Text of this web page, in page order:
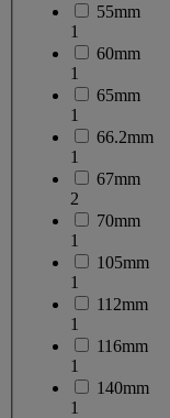
55mm
1
60mm
1
65mm
1
66.2mm
1
67mm
2
70mm
1
105mm
1
112mm
1
116mm
1
140mm
1